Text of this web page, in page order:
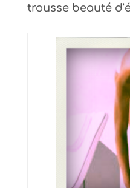
trousse beauté